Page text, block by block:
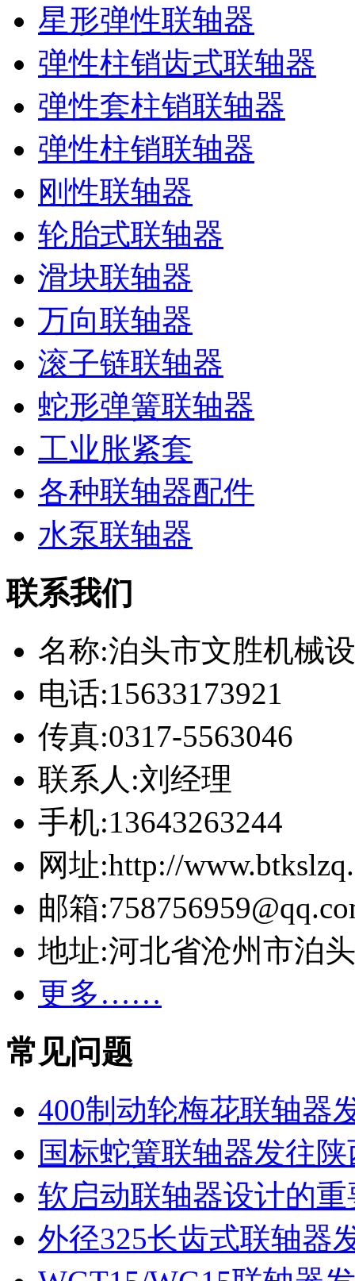
星形弹性联轴器
弹性柱销齿式联轴器
弹性套柱销联轴器
弹性柱销联轴器
刚性联轴器
轮胎式联轴器
滑块联轴器
万向联轴器
滚子链联轴器
蛇形弹簧联轴器
工业胀紧套
各种联轴器配件
水泵联轴器
联系我们
名称:泊头市文胜机械
电话:15633173921
传真:0317-5563046
联系人:刘经理
手机:13643263244
网址:http://
邮箱
地址:河北省沧州市泊
更多……
常见问题
400制动轮梅花联轴器
国标蛇簧联轴器发往
软启动联轴器设计的重
外径325长齿式联轴器